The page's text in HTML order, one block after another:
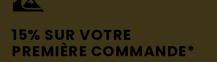
15% SUR VOTRE
PREMIÈRE COMMANDE*